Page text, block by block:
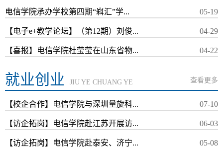
电信学院承办学校第四期“嵙汇”学... 05-19
【电子e+教学论坛】（第12期）刘俊... 04-29
【喜报】电信学院杜莹莹在山东省物... 04-22
就业创业 JIU YE CHUANG YE 查看更多
【校企合作】电信学院与深圳量旋科... 07-10
【访企拓岗】电信学院赴江苏开展访... 06-03
【访企拓岗】电信学院赴泰安、济宁... 05-08